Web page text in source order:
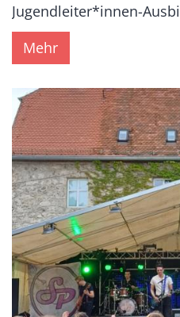
Jugendleiter*innen-
Mehr